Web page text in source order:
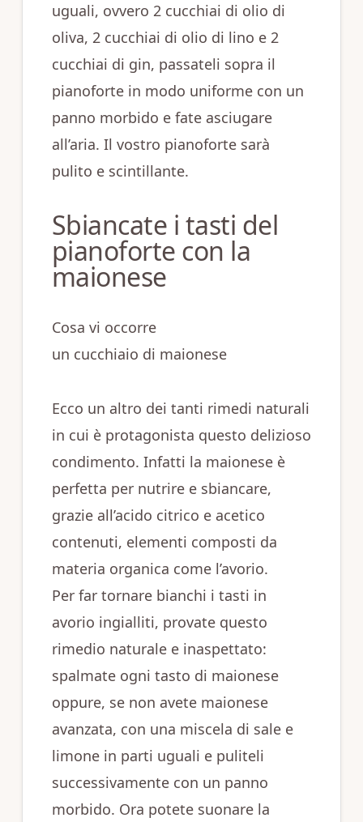
uguali, ovvero 2 cucchiai di olio di
oliva, 2 cucchiai di olio di lino e 2
cucchiai di gin, passateli sopra il
pianoforte in modo uniforme con un
panno morbido e fate asciugare
all’aria. Il vostro pianoforte sarà
pulito e scintillante.
Sbiancate i tasti del
pianoforte con la
maionese
Cosa vi occorre
un cucchiaio di maionese
Ecco un altro dei tanti rimedi naturali
in cui è protagonista questo delizioso
condimento. Infatti la maionese è
perfetta per nutrire e sbiancare,
grazie all’acido citrico e acetico
contenuti, elementi composti da
materia organica come l’avorio.
Per far tornare bianchi i tasti in
avorio ingialliti, provate questo
rimedio naturale e inaspettato:
spalmate ogni tasto di maionese
oppure, se non avete maionese
avanzata, con una miscela di sale e
limone in parti uguali e puliteli
successivamente con un panno
morbido. Ora potete suonare la